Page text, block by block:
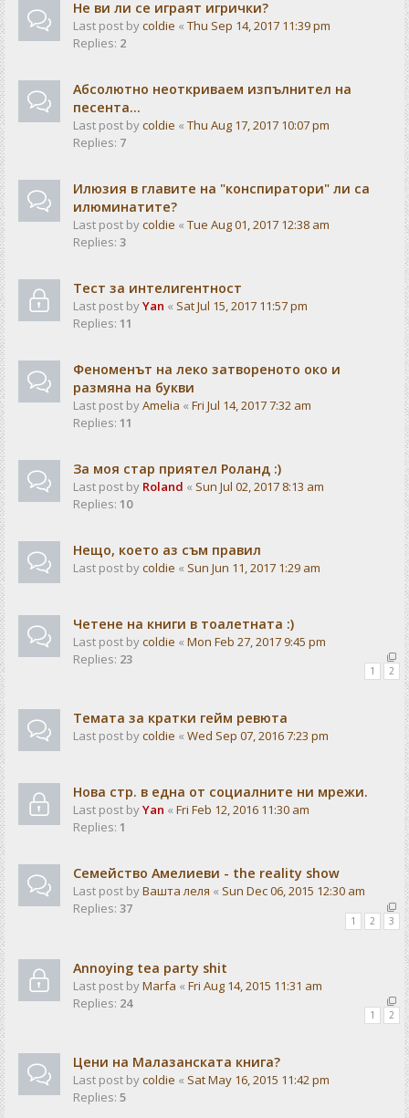
Не ви ли се играят игрички?
Last post bycoldie « Thu Sep 14, 2017 11:39 pm
Replies: 2
Абсолютно неоткриваем изпълнител на
песента...
Last post bycoldie « Thu Aug 17, 2017 10:07 pm
Replies: 7
Илюзия в главите на "конспиратори" ли са
илюминатите?
Last post bycoldie « Tue Aug 01, 2017 12:38 am
Replies: 3
Тест за интелигентност
Last post byYan « Sat Jul 15, 2017 11:57 pm
Replies: 11
Феноменът на леко затвореното око и
размяна на букви
Last post byAmelia « Fri Jul 14, 2017 7:32 am
Replies: 11
За моя стар приятел Роланд :)
Last post by Roland « Sun Jul 02, 2017 8:13 am
Replies: 10
Нещо, което аз съм правил
Last post bycoldie « Sun Jun 11, 2017 1:29 am
Четене на книги в тоалетната :)
Last post bycoldie « Mon Feb 27, 2017 9:45 pm
Replies: 23
1 2
Темата за кратки гейм ревюта
Last post bycoldie « Wed Sep 07, 2016 7:23 pm
Нова стр. в една от социалните ни мрежи.
Last post byYan « Fri Feb 12, 2016 11:30 am
Replies: 1
Семейство Амелиеви - the reality show
Last post byВашта леля « Sun Dec 06, 2015 12:30 am
Replies: 37
1 2 3
Annoying tea party shit
Last post byMarfa « Fri Aug 14, 2015 11:31 am
Replies: 24
1 2
Цени на Малазанската книга?
Last post bycoldie « Sat May 16, 2015 11:42 pm
Replies: 5